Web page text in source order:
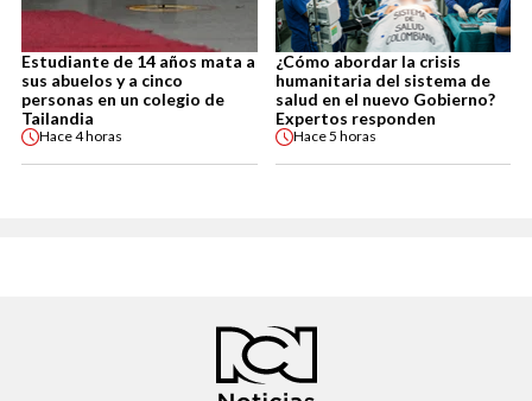
Estudiante de 14 años mata a
sus abuelos y a cinco
personas en un colegio de
Tailandia
Hace4 horas
¿Cómo abordar la crisis
humanitaria del sistema de
salud en el nuevo Gobierno?
Expertos responden
Hace5 horas